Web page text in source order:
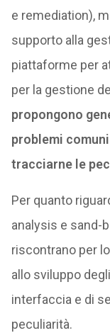
e remediation),
supporto alla
piattaforme per
per la gestione
propongono
problemi
tracciarne le
Per quanto
analysis e sand-
riscontrano per
allo sviluppo
interfaccia e di
peculiarità.